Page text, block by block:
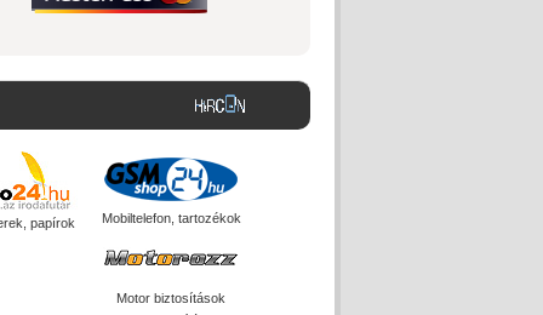
papírok
Mobiltelefon, tartozékok
Motor biztosítások